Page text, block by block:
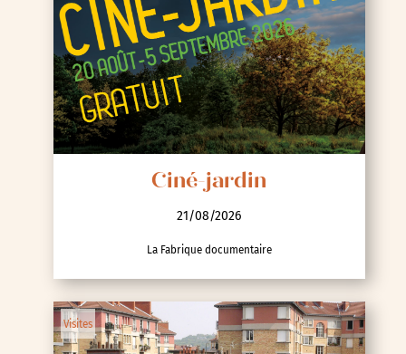
Ciné-jardin
21/08/2026
La Fabrique documentaire
Visites